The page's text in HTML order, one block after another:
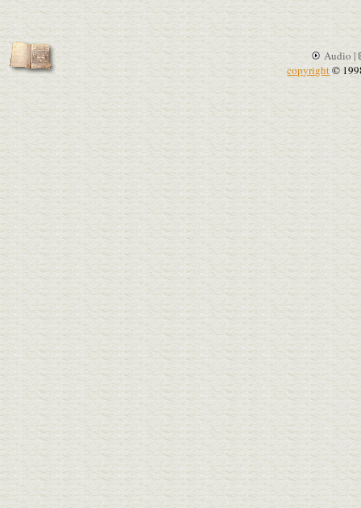
Audio |
copyright©